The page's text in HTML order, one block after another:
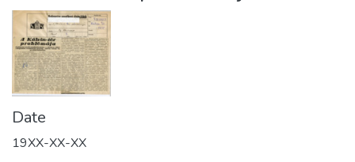
About us
Date
19XX-XX-XX